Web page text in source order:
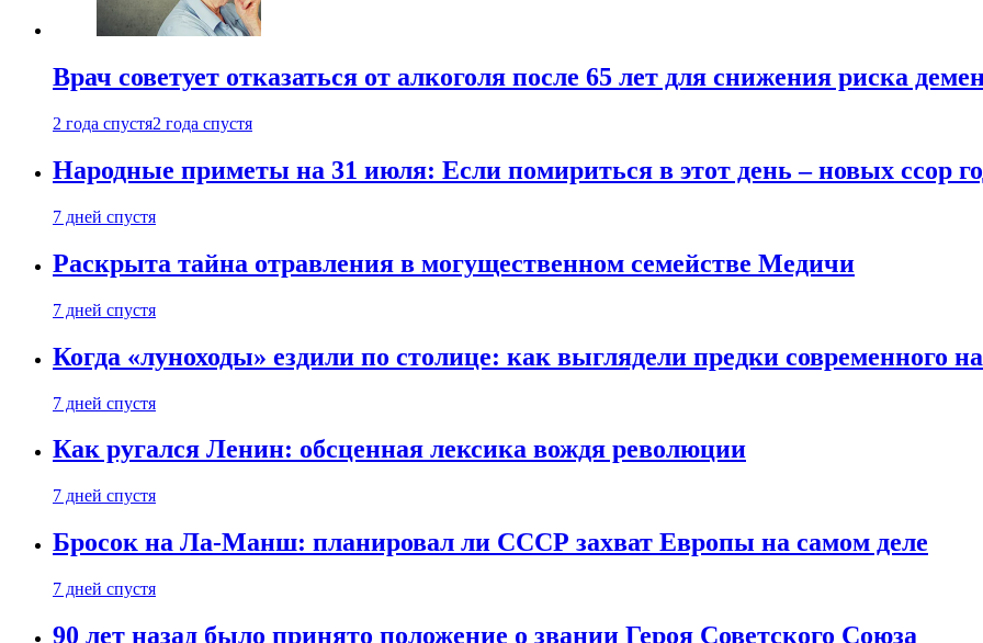
Врач советует отказаться от алкоголя после 65 лет для снижения риска
2 года спустя2 года спустя
Народные приметы на 31 июля: Если помириться в этот день – новых ссор
7 дней спустя
Раскрыта тайна отравления в могущественном семействе Медичи
7 дней спустя
Когда «луноходы» ездили по столице: как выглядели предки современного
7 дней спустя
Как ругался Ленин: обсценная лексика вождя революции
7 дней спустя
Бросок на Ла-Манш: планировал ли СССР захват Европы на самом деле
7 дней спустя
90 лет назад было принято положение о звании Героя Советского Союза